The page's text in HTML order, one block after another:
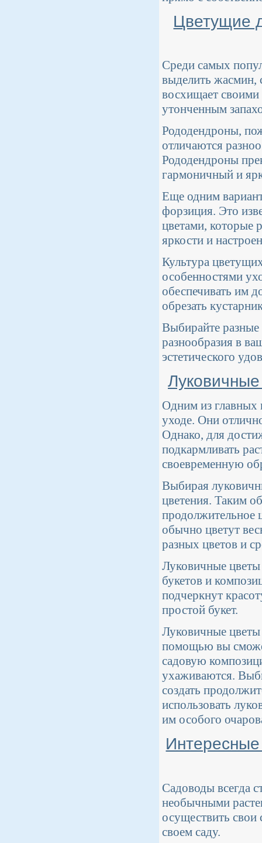
Цветущие
Среди самых
выделить жасмин,
восхищает
утонченным
Рододендроны,
отличаются
Рододендроны
гармоничный и
Еще одним
форзиция. Это
цветами, которые
яркости и
Культура
особенностями
обеспечивать им
обрезать
Выбирайте разные
разнообразия в
эстетического
Одним из главных
уходе. Они
Однако, для
подкармливать
своевременную
Выбирая
цветения. Таким
продолжительное
обычно цветут
разных цветов и
Луковичные цветы
букетов и
подчеркнут
простой букет.
Луковичные
помощью вы
садовую
ухаживаются.
создать
использовать
им особого
Интересные
Садоводы всегда
необычными
осуществить свои
своем саду.